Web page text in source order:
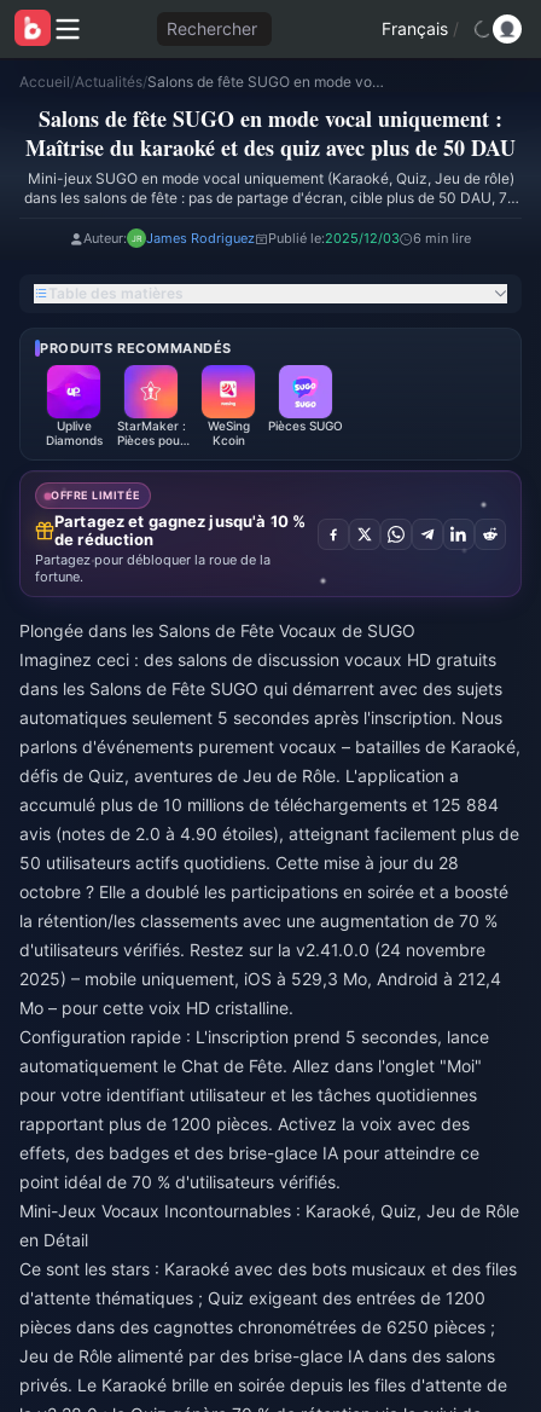
Rechercher Français /
Accueil/Actualités/ Salons de fête SUGO en mode vocal uniquement : Maîtrise du karaoké et des quiz avec plus de 50 DAU
Salons de fête SUGO en mode vocal uniquement :
Maîtrise du karaoké et des quiz avec plus de 50 DAU
Mini-jeux SUGO en mode vocal uniquement (Karaoké, Quiz, Jeu de rôle)
dans les salons de fête : pas de partage d'écran, cible plus de 50 DAU, 70
pièces, pics en soirée après le patch du 28 octobre 2025. Utiliser la version
Auteur: James Rodriguez Publié le:2025/12/03 6 min lire
Table des matières
PRODUITS RECOMMANDÉS
Uplive
Diamonds
StarMaker :
Pièces pour
karaoké
WeSing
Kcoin
Pièces SUGO
OFFRE LIMITÉE
Partagez et gagnez jusqu'à 10 %
de réduction
Partagez pour débloquer la roue de la
fortune.
Plongée dans les Salons de Fête Vocaux de SUGO
Imaginez ceci : des salons de discussion vocaux HD gratuits
dans les Salons de Fête SUGO qui démarrent avec des sujets
automatiques seulement 5 secondes après l'inscription. Nous
parlons d'événements purement vocaux – batailles de Karaoké,
défis de Quiz, aventures de Jeu de Rôle. L'application a
accumulé plus de 10 millions de téléchargements et 125 884
avis (notes de 2.0 à 4.90 étoiles), atteignant facilement plus de
50 utilisateurs actifs quotidiens. Cette mise à jour du 28
octobre ? Elle a doublé les participations en soirée et a boosté
la rétention/les classements avec une augmentation de 70 %
d'utilisateurs vérifiés. Restez sur la v2.41.0.0 (24 novembre
2025) – mobile uniquement, iOS à 529,3 Mo, Android à 212,4
Mo – pour cette voix HD cristalline.
Configuration rapide : L'inscription prend 5 secondes, lance
automatiquement le Chat de Fête. Allez dans l'onglet "Moi"
pour votre identifiant utilisateur et les tâches quotidiennes
rapportant plus de 1200 pièces. Activez la voix avec des
effets, des badges et des brise-glace IA pour atteindre ce
point idéal de 70 % d'utilisateurs vérifiés.
Mini-Jeux Vocaux Incontournables : Karaoké, Quiz, Jeu de Rôle
en Détail
Ce sont les stars : Karaoké avec des bots musicaux et des files
d'attente thématiques ; Quiz exigeant des entrées de 1200
pièces dans des cagnottes chronométrées de 6250 pièces ;
Jeu de Rôle alimenté par des brise-glace IA dans des salons
privés. Le Karaoké brille en soirée depuis les files d'attente de